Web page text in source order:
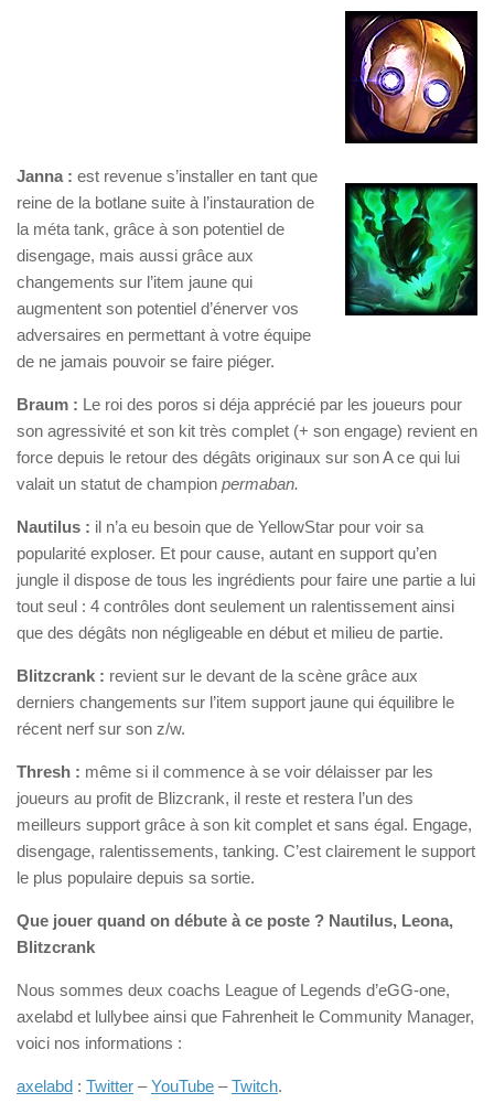
Janna : est revenue s’installer en tant que
reine de la botlane suite à l’instauration de
la méta tank, grâce à son potentiel de
disengage, mais aussi grâce aux
changements sur l’item jaune qui
augmentent son potentiel d’énerver vos
adversaires en permettant à votre équipe
de ne jamais pouvoir se faire piéger.
Braum : Le roi des poros si déja apprécié par les joueurs pour
son agressivité et son kit très complet (+ son engage) revient en
force depuis le retour des dégâts originaux sur son A ce qui lui
valait un statut de champion permaban.
Nautilus : il n’a eu besoin que de YellowStar pour voir sa
popularité exploser. Et pour cause, autant en support qu’en
jungle il dispose de tous les ingrédients pour faire une partie a lui
tout seul : 4 contrôles dont seulement un ralentissement ainsi
que des dégâts non négligeable en début et milieu de partie.
Blitzcrank : revient sur le devant de la scène grâce aux
derniers changements sur l’item support jaune qui équilibre le
récent nerf sur son z/w.
Thresh : même si il commence à se voir délaisser par les
joueurs au profit de Blizcrank, il reste et restera l’un des
meilleurs support grâce à son kit complet et sans égal. Engage,
disengage, ralentissements, tanking. C’est clairement le support
le plus populaire depuis sa sortie.
Que jouer quand on débute à ce poste ? Nautilus, Leona,
Blitzcrank
Nous sommes deux coachs League of Legends d’eGG-one,
axelabd et lullybee ainsi que Fahrenheit le Community Manager,
voici nos informations :
axelabd : Twitter –YouTube –Twitch.